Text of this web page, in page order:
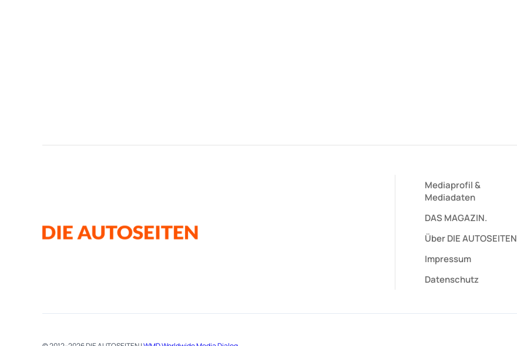
Mediaprofil&
Mediadaten
DAS MAGAZIN.
Über DIE AUTOSEITEN
Impressum
Datenschutz